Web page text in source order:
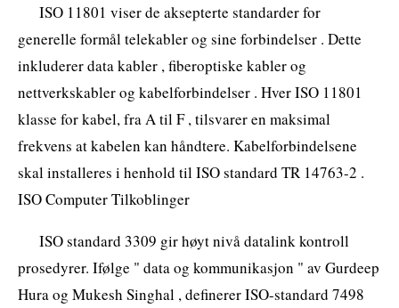
ISO 11801 viser de aksepterte standarder for
generelle formål telekabler og sine forbindelser . Dette
inkluderer data kabler , fiberoptiske kabler og
nettverkskabler og kabelforbindelser . Hver ISO 11801
klasse for kabel, fra A til F , tilsvarer en maksimal
frekvens at kabelen kan håndtere. Kabelforbindelsene
skal installeres i henhold til ISO standard TR 14763-2 .
ISO Computer Tilkoblinger
ISO standard 3309 gir høyt nivå datalink kontroll
prosedyrer. Ifølge " data og kommunikasjon " av Gurdeep
Hura og Mukesh Singhal , definerer ISO-standard 7498